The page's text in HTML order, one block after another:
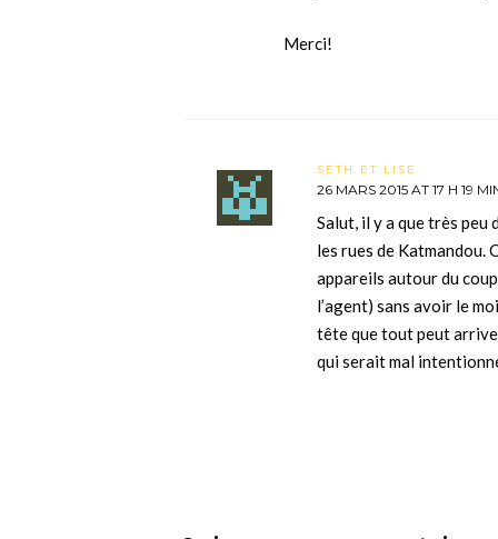
Merci!
SETH ET LISE
26 MARS 2015 AT 17 H 19
Salut, il y a que très peu
les rues de Katmandou.
appareils autour du
l’agent) sans avoir le
tête que tout peut arriver
qui serait mal